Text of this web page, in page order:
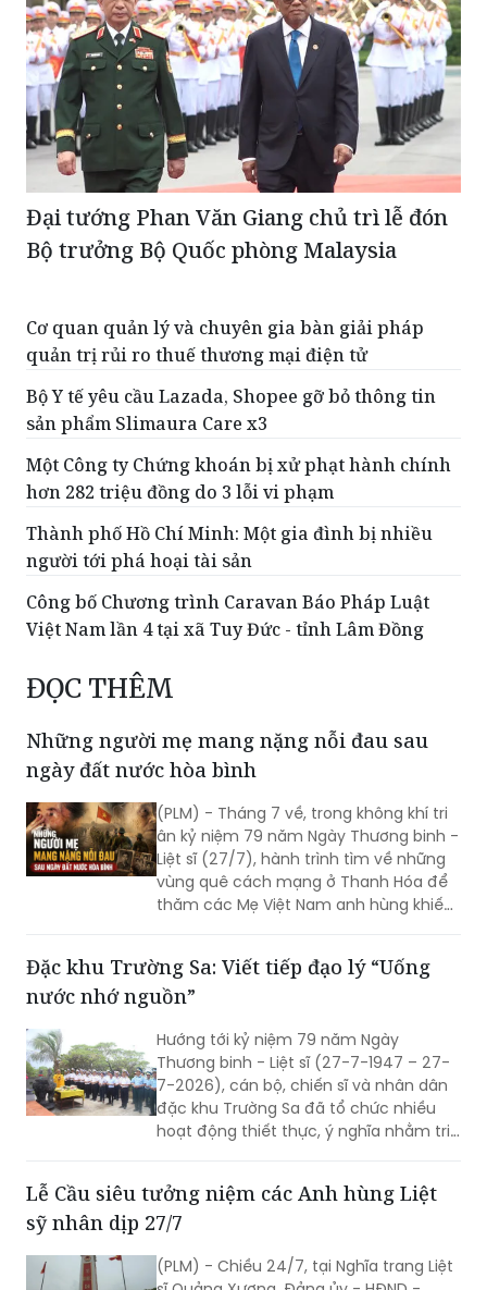
Đại tướng Phan Văn Giang chủ trì lễ đón
Bộ trưởng Bộ Quốc phòng Malaysia
Cơ quan quản lý và chuyên gia bàn giải pháp
quản trị rủi ro thuế thương mại điện tử
Bộ Y tế yêu cầu Lazada, Shopee gỡ bỏ thông tin
sản phẩm Slimaura Care x3
Một Công ty Chứng khoán bị xử phạt hành chính
hơn 282 triệu đồng do 3 lỗi vi phạm
Thành phố Hồ Chí Minh: Một gia đình bị nhiều
người tới phá hoại tài sản
Công bố Chương trình Caravan Báo Pháp Luật
Việt Nam lần 4 tại xã Tuy Đức - tỉnh Lâm Đồng
ĐỌC THÊM
Những người mẹ mang nặng nỗi đau sau
ngày đất nước hòa bình
(PLM) - Tháng 7 về, trong không khí tri
ân kỷ niệm 79 năm Ngày Thương binh -
Liệt sĩ (27/7), hành trình tìm về những
vùng quê cách mạng ở Thanh Hóa để
thăm các Mẹ Việt Nam anh hùng khiến
xuân, dành cả những người thân yêu
nhất cho độc lập, tự do của Tổ quốc.
qua, nỗi đau mất chồng, mất con vẫn
lặng lẽ nằm lại trong ánh mắt, trong
từng câu chuyện kể của các mẹ.
Đặc khu Trường Sa: Viết tiếp đạo lý “Uống
nước nhớ nguồn”
Hướng tới kỷ niệm 79 năm Ngày
Thương binh - Liệt sĩ (27-7-1947 – 27-
7-2026), cán bộ, chiến sĩ và nhân dân
đặc khu Trường Sa đã tổ chức nhiều
hoạt động thiết thực, ý nghĩa nhằm tri
những người có công với cách mạng.
Lễ Cầu siêu tưởng niệm các Anh hùng Liệt
sỹ nhân dịp 27/7
(PLM) - Chiều 24/7, tại Nghĩa trang Liệt